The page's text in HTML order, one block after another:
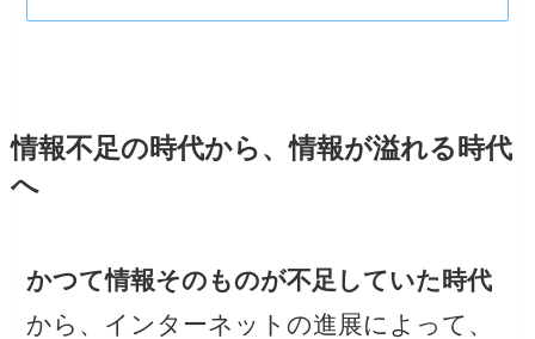
情報不足の時代から、情報が溢れる時代
へ
かつて情報そのものが不足していた時代
から、インターネットの進展によって、